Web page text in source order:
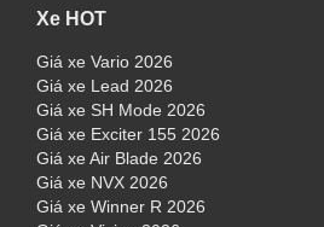
Xe HOT
Giá xe Vario 2026
Giá xe Lead 2026
Giá xe SH Mode 2026
Giá xe Exciter 155 2026
Giá xe Air Blade 2026
Giá xe NVX 2026
Giá xe Winner R 2026